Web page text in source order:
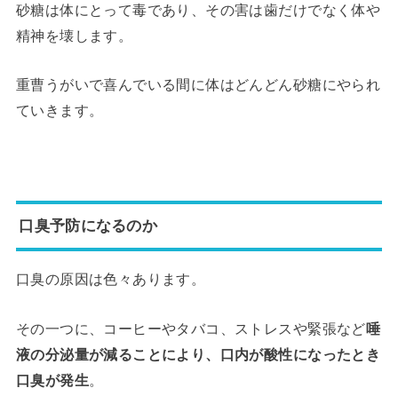
砂糖は体にとって毒であり、その害は歯だけでなく体や
精神を壊します。
重曹うがいで喜んでいる間に体はどんどん砂糖にやられ
ていきます。
口臭予防になるのか
口臭の原因は色々あります。
その一つに、コーヒーやタバコ、ストレスや緊張など唾
液の分泌量が減ることにより、口内が酸性になったとき
口臭が発生。